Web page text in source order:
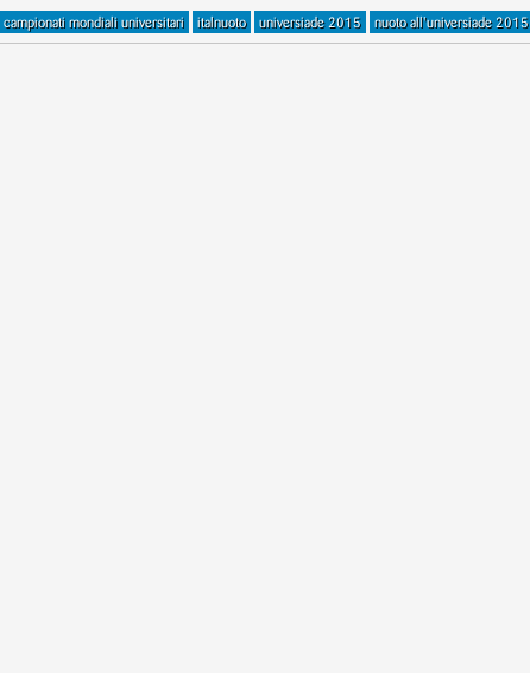
campionati mondiali universitari italnuoto universiade 2015 nuoto all'universiade 2015